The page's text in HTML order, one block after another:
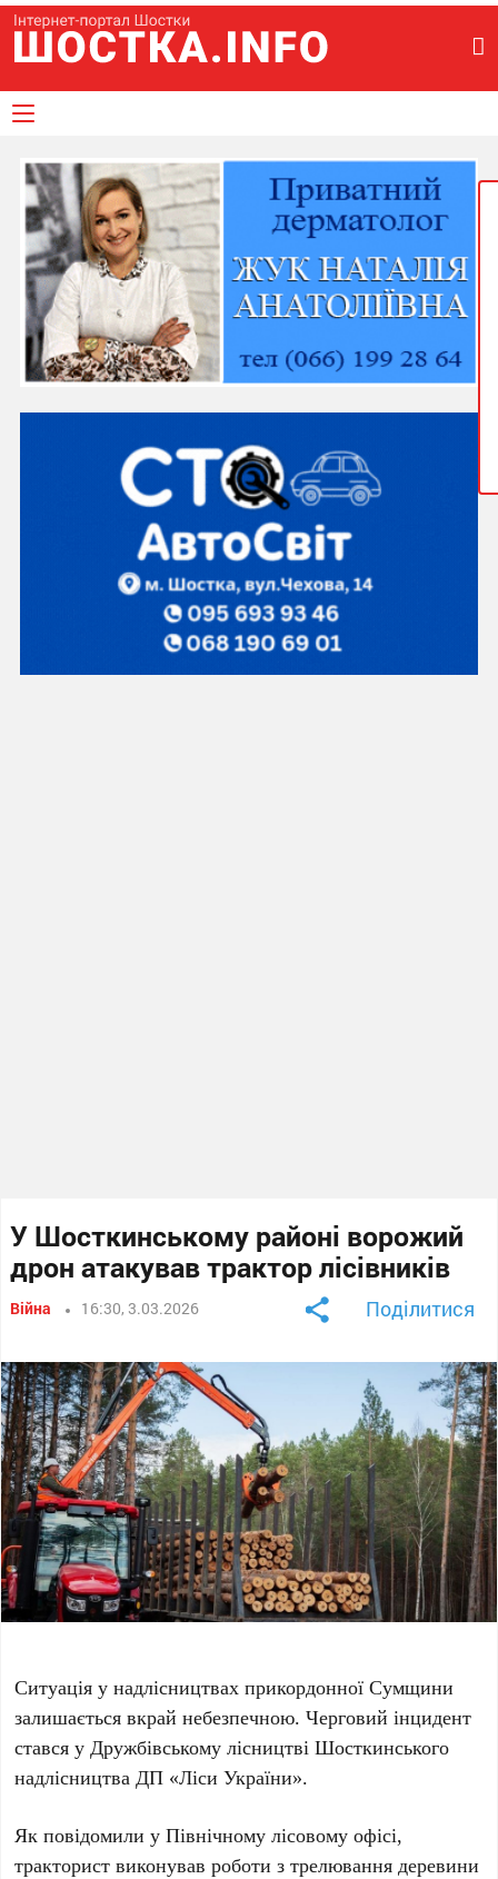
У Шосткинському районі ворожий
дрон атакував трактор лісівників
Війна 16:30, 3.03.2026 Поділитися
Ситуація у надлісництвах прикордонної Сумщини
залишається вкрай небезпечною. Черговий інцидент
стався у Дружбівському лісництві Шосткинського
надлісництва ДП «Ліси України».
Як повідомили у Північному лісовому офісі,
тракторист виконував роботи з трелювання деревини